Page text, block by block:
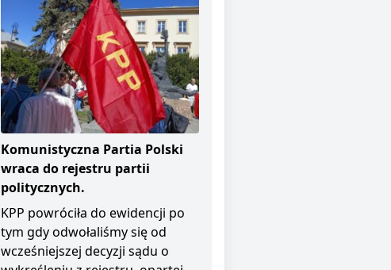
Komunistyczna Partia Polski
wraca do rejestru partii
politycznych.
KPP powróciła do ewidencji po
tym gdy odwołaliśmy się od
wcześniejszej decyzji sądu o